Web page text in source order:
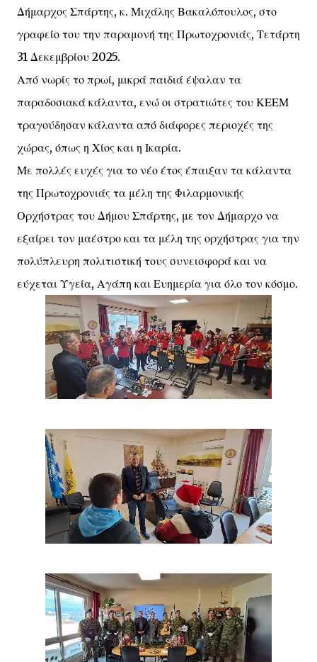
Δήμαρχος Σπάρτης, κ. Μιχάλης Βακαλόπουλος, στο
γραφείο του την παραμονή της Πρωτοχρονιάς, Τετάρτη
31 Δεκεμβρίου 2025.
Από νωρίς το πρωί, μικρά παιδιά έψαλαν τα
παραδοσιακά κάλαντα, ενώ οι στρατιώτες του ΚΕΕΜ
τραγούδησαν κάλαντα από διάφορες περιοχές της
χώρας, όπως η Χίος και η Ικαρία.
Με πολλές ευχές για το νέο έτος έπαιξαν τα κάλαντα
της Πρωτοχρονιάς τα μέλη της Φιλαρμονικής
Ορχήστρας του Δήμου Σπάρτης, με τον Δήμαρχο να
εξαίρει τον μαέστρο και τα μέλη της ορχήστρας για την
πολύπλευρη πολιτιστική τους συνεισφορά και να
εύχεται Υγεία, Αγάπη και Ευημερία για όλο τον κόσμο.